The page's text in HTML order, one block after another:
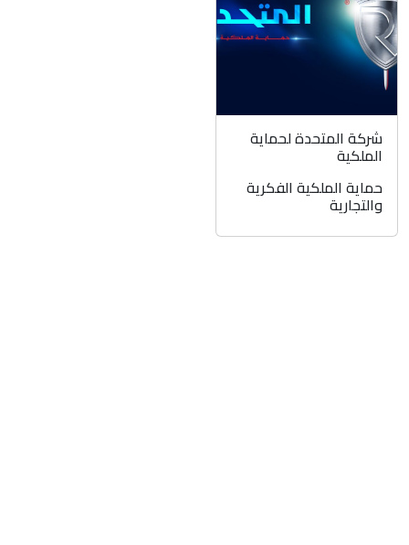
شركة المتحدة لحماية
الملكية
حماية الملكية الفكرية
والتجارية